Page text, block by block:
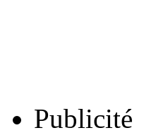
Publicité